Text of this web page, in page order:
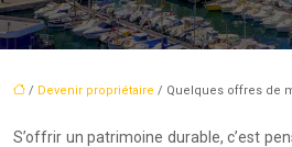
/ Devenir propriétaire / Quelques offres de
S’offrir un patrimoine durable, c’est